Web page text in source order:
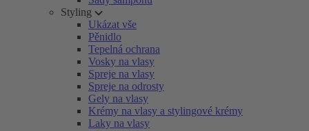
Styling
Ukázat vše
Pěnidlo
Tepelná ochrana
Vosky na vlasy
Spreje na vlasy
Spreje na odrosty
Gely na vlasy
Krémy na vlasy a stylingové krémy
Laky na vlasy